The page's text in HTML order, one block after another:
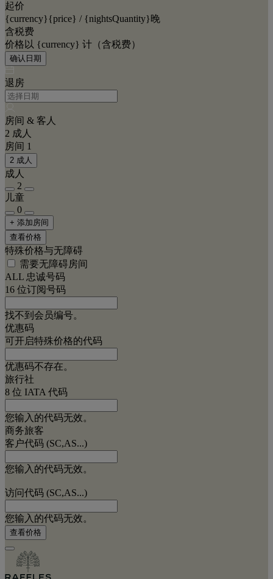
起价
{currency}{price} / {nightsQuantity}晚
含税费
价格以 {currency} 计（含税费）
确认日期
退房
房间 & 客人
2 成人
房间 1
2 成人
成人
2
儿童
0
+ 添加房间
查看价格
特殊价格与无障碍
需要无障碍房间
ALL 忠诚号码
16 位订阅号码
找不到会员编号。
优惠码
可开启特殊价格的代码
优惠码不存在。
旅行社
8 位 IATA 代码
您输入的代码无效。
商务旅客
客户代码 (SC,AS...)
您输入的代码无效。
访问代码 (SC,AS...)
您输入的代码无效。
查看价格